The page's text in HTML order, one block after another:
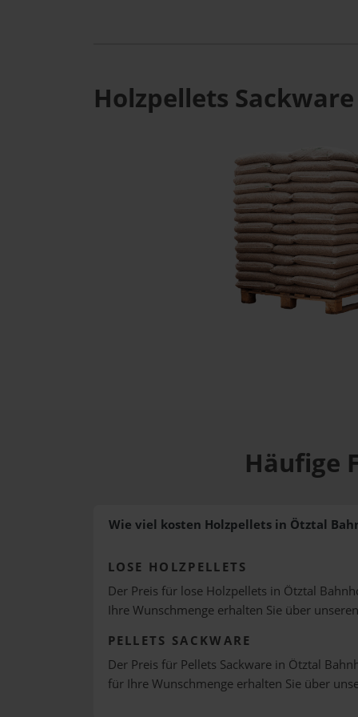
Holzpellets
Häufige
Wie viel kosten Holzpellets in Ötztal
LOSE HOLZPELLETS
Der Preis für lose Holzpellets in Ötztal
Ihre Wunschmenge erhalten Sie über
PELLETS SACKWARE
Der Preis für Pellets Sackware in Ötztal
für Ihre Wunschmenge erhalten Sie über